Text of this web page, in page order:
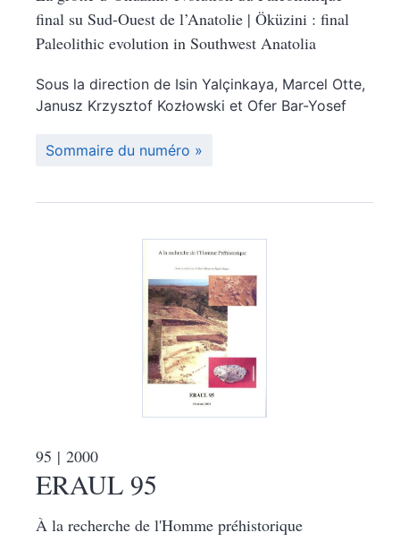
final su Sud-Ouest de l’Anatolie | Öküzini : final
Paleolithic evolution in Southwest Anatolia
Sous la direction de Isin Yalçinkaya, Marcel Otte,
Janusz Krzysztof Kozłowski et Ofer Bar-Yosef
Sommaire du numéro
95 | 2000
ERAUL 95
À la recherche de l'Homme préhistorique